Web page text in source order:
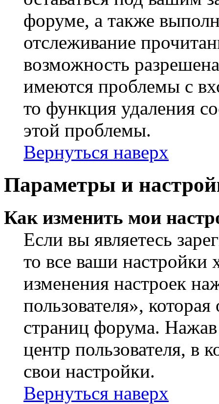
форуме, а также
отслеживание
возможность
имеются проблемы с
то функция удаления
этой проблемы.
Вернуться наверх
Параметры и
Как изменить мои
Если вы являетесь
то все ваши настройки
изменения настроек
пользователя»,
страниц форума.
центр пользователя, в
свои настройки.
Вернуться наверх